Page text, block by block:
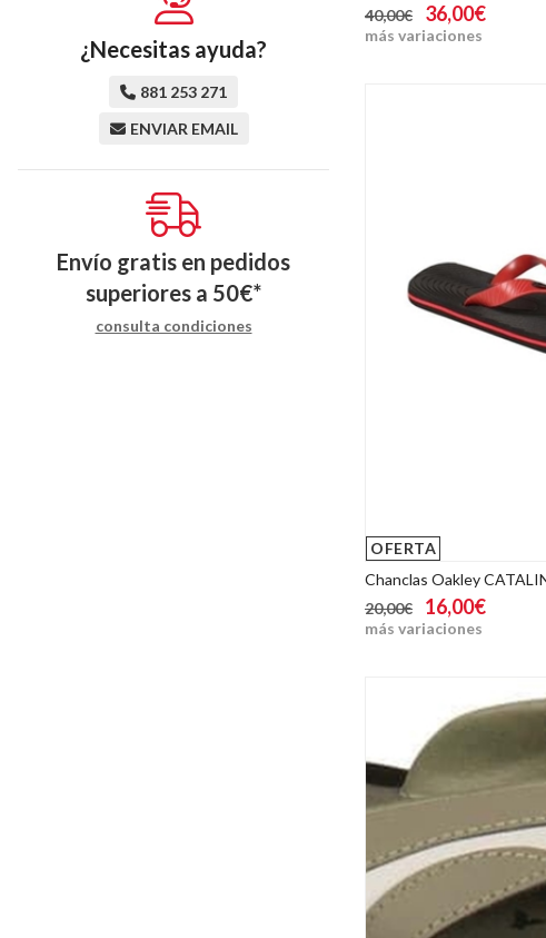
40,00€
36,00€
más variaciones
OFERTA
Chanclas Oakley
20,00€
16,00€
más variaciones
¿Necesitas ayuda?
881 253 271
ENVIAR EMAIL
Envío gratis en pedidos
superiores a 50€*
consulta condiciones